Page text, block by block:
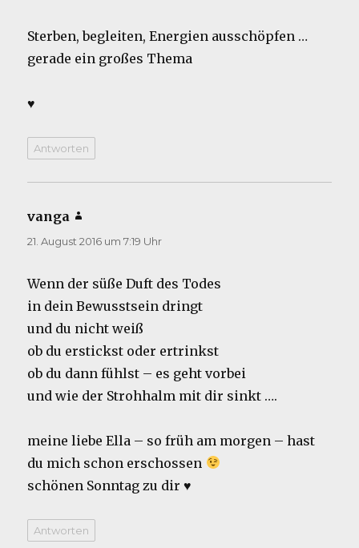
Sterben, begleiten, Energien ausschöpfen …
gerade ein großes Thema
♥
Antworten
vanga
21. August 2016 um 7:19 Uhr
Wenn der süße Duft des Todes
in dein Bewusstsein dringt
und du nicht weiß
ob du erstickst oder ertrinkst
ob du dann fühlst – es geht vorbei
und wie der Strohhalm mit dir sinkt ….
meine liebe Ella – so früh am morgen – hast
du mich schon erschossen
schönen Sonntag zu dir ♥
Antworten